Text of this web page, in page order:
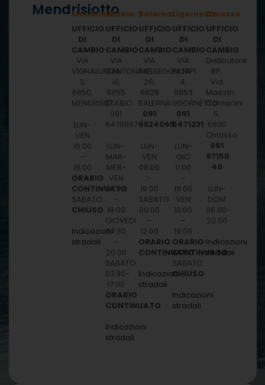
Mendrisiotto
Mendrisio
UFFICIO
DI
CAMBIO
VIA
VIGNALUNGA
3,
6850,
MENDRISIO
LUN-
VEN
10:00
–
19:00
ORARIO
CONTINUATO
SABATO
CHIUSO
Indicazioni
stradali
Stabio
UFFICIO
DI
CAMBIO
VIA
CANTONALE
10,
6855
STABIO
091
6470867
LUN-
MAR-
MER-
VEN
07:30
–
19:00
GIOVEDI
07:30
–
20:00
SABATO
07:30-
17:00
ORARIO
CONTINUATO
Indicazioni
stradali
Balerna
UFFICIO
DI
CAMBIO
VIA
PASSEGGIATA
26,
6828
BALERNA
091
6824065
LUN-
VEN
08:00
–
19:00
SABATO
08:00
–
12:00
ORARIO
CONTINUATO
Indicazioni
stradali
Ligornetto
UFFICIO
DI
CAMBIO
VIA
PIOPPI
4,
6853
LIGORNETTO
091
6471231
LUN-
GIO
11:00
–
19:00
VEN
10:00
–
19:00
ORARIO
CONTINUATO
SABATO
CHIUSO
Indicazioni
stradali
Chiasso
UFFICIO
DI
CAMBIO
Distibutore
BP,
Via
Maestri
Comacini
5,
6830
Chiasso
091
97150
40
LUN-
DOM
06.00-
22:00
Indicazioni
stradali